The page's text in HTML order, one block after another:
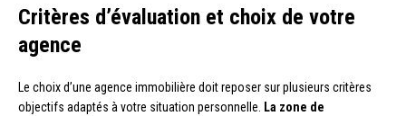
Critères d’évaluation et choix de votre
agence
Le choix d’une agence immobilière doit reposer sur plusieurs critères
objectifs adaptés à votre situation personnelle. La zone de